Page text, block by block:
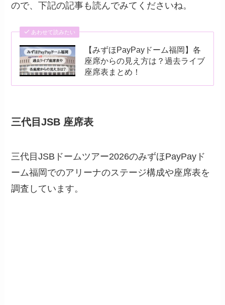
ので、下記の記事も読んでみてくださいね。
あわせて読みたい
【みずほPayPayドーム福岡】各
座席からの見え方は？過去ライブ
座席表まとめ！
三代目JSB 座席表
三代目JSBドームツアー2026のみずほPayPayド
ーム福岡でのアリーナのステージ構成や座席表を
調査しています。